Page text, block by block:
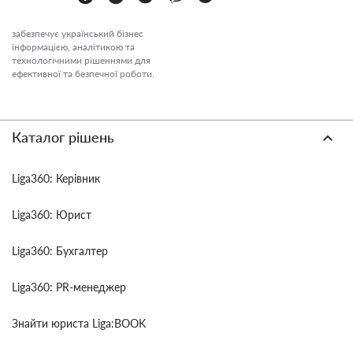
забезпечує український бізнес
інформацією, аналітикою та
технологічними рішеннями для
ефективної та безпечної роботи.
Каталог рішень
Liga360: Керівник
Liga360: Юрист
Liga360: Бухгалтер
Liga360: PR-менеджер
Знайти юриста Liga:BOOK